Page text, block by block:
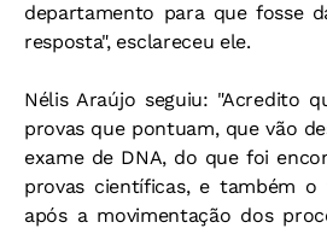
departamento para que fosse
resposta", esclareceu ele.
Nélis Araújo seguiu: "Acredito
provas que pontuam, que vão
exame de DNA, do que foi
provas científicas, e também
após a movimentação dos